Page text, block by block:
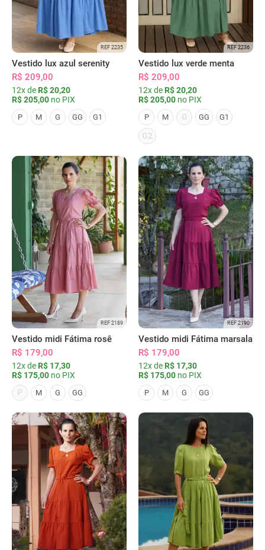
REF 2235
Vestido lux azul serenity
R$ 209,00
12x de R$ 20,20
R$ 205,00 no PIX
P M G GG G1
REF 2236
Vestido lux verde menta
R$ 209,00
12x de R$ 20,20
R$ 205,00 no PIX
P M G GG G1
G2
REF 2189
Vestido midi Fátima rosê
R$ 179,00
12x de R$ 17,30
R$ 175,00 no PIX
P
M G GG
REF 2190
Vestido midi Fátima marsala
R$ 179,00
12x de R$ 17,30
R$ 175,00 no PIX
P M G GG